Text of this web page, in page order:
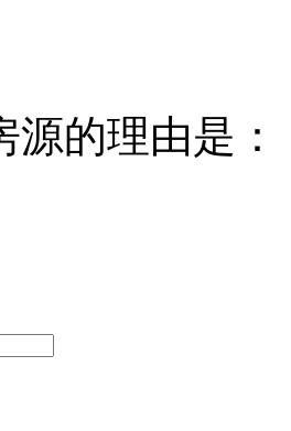
的理由是：